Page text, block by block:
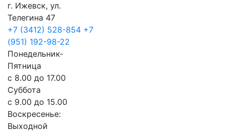
г. Ижевск, ул.
Телегина 47
+7 (3412) 528-854 +7
(951) 192-98-22
Понедельник-
Пятница
с 8.00 до 17.00
Суббота
с 9.00 до 15.00
Воскресенье:
Выходной